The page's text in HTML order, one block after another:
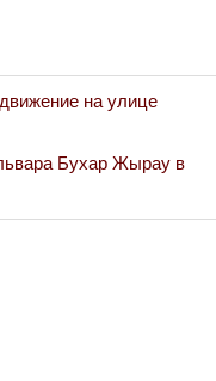
на улице
Бухар Жырау в